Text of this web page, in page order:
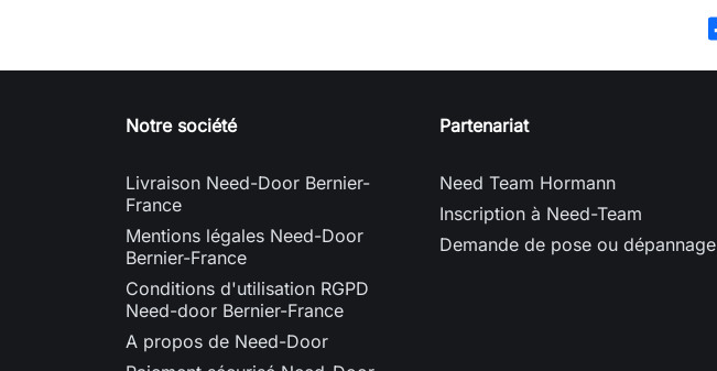
Notre société
Livraison Need-Door Bernier-
France
Mentions légales Need-Door
Bernier-France
Conditions d'utilisation RGPD
Need-door Bernier-France
A propos de Need-Door
Partenariat
Need Team Hormann
Inscription à Need-Team
Demande de pose ou dépannage